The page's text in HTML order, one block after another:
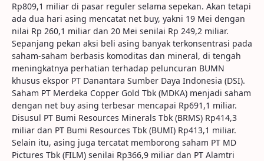
Rp809,1 miliar di pasar reguler selama sepekan. Akan tetapi
ada dua hari asing mencatat net buy, yakni 19 Mei dengan
nilai Rp 260,1 miliar dan 20 Mei senilai Rp 249,2 miliar.
Sepanjang pekan aksi beli asing banyak terkonsentrasi pada
saham-saham berbasis komoditas dan mineral, di tengah
meningkatnya perhatian terhadap peluncuran BUMN
khusus ekspor PT Danantara Sumber Daya Indonesia (DSI).
Saham PT Merdeka Copper Gold Tbk (MDKA) menjadi saham
dengan net buy asing terbesar mencapai Rp691,1 miliar.
Disusul PT Bumi Resources Minerals Tbk (BRMS) Rp414,3
miliar dan PT Bumi Resources Tbk (BUMI) Rp413,1 miliar.
Selain itu, asing juga tercatat memborong saham PT MD
Pictures Tbk (FILM) senilai Rp366,9 miliar dan PT Alamtri